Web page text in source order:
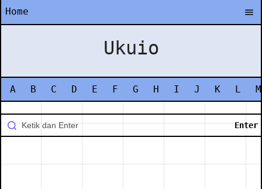
Home
Ukuio
A B C D E F G H I J K L M